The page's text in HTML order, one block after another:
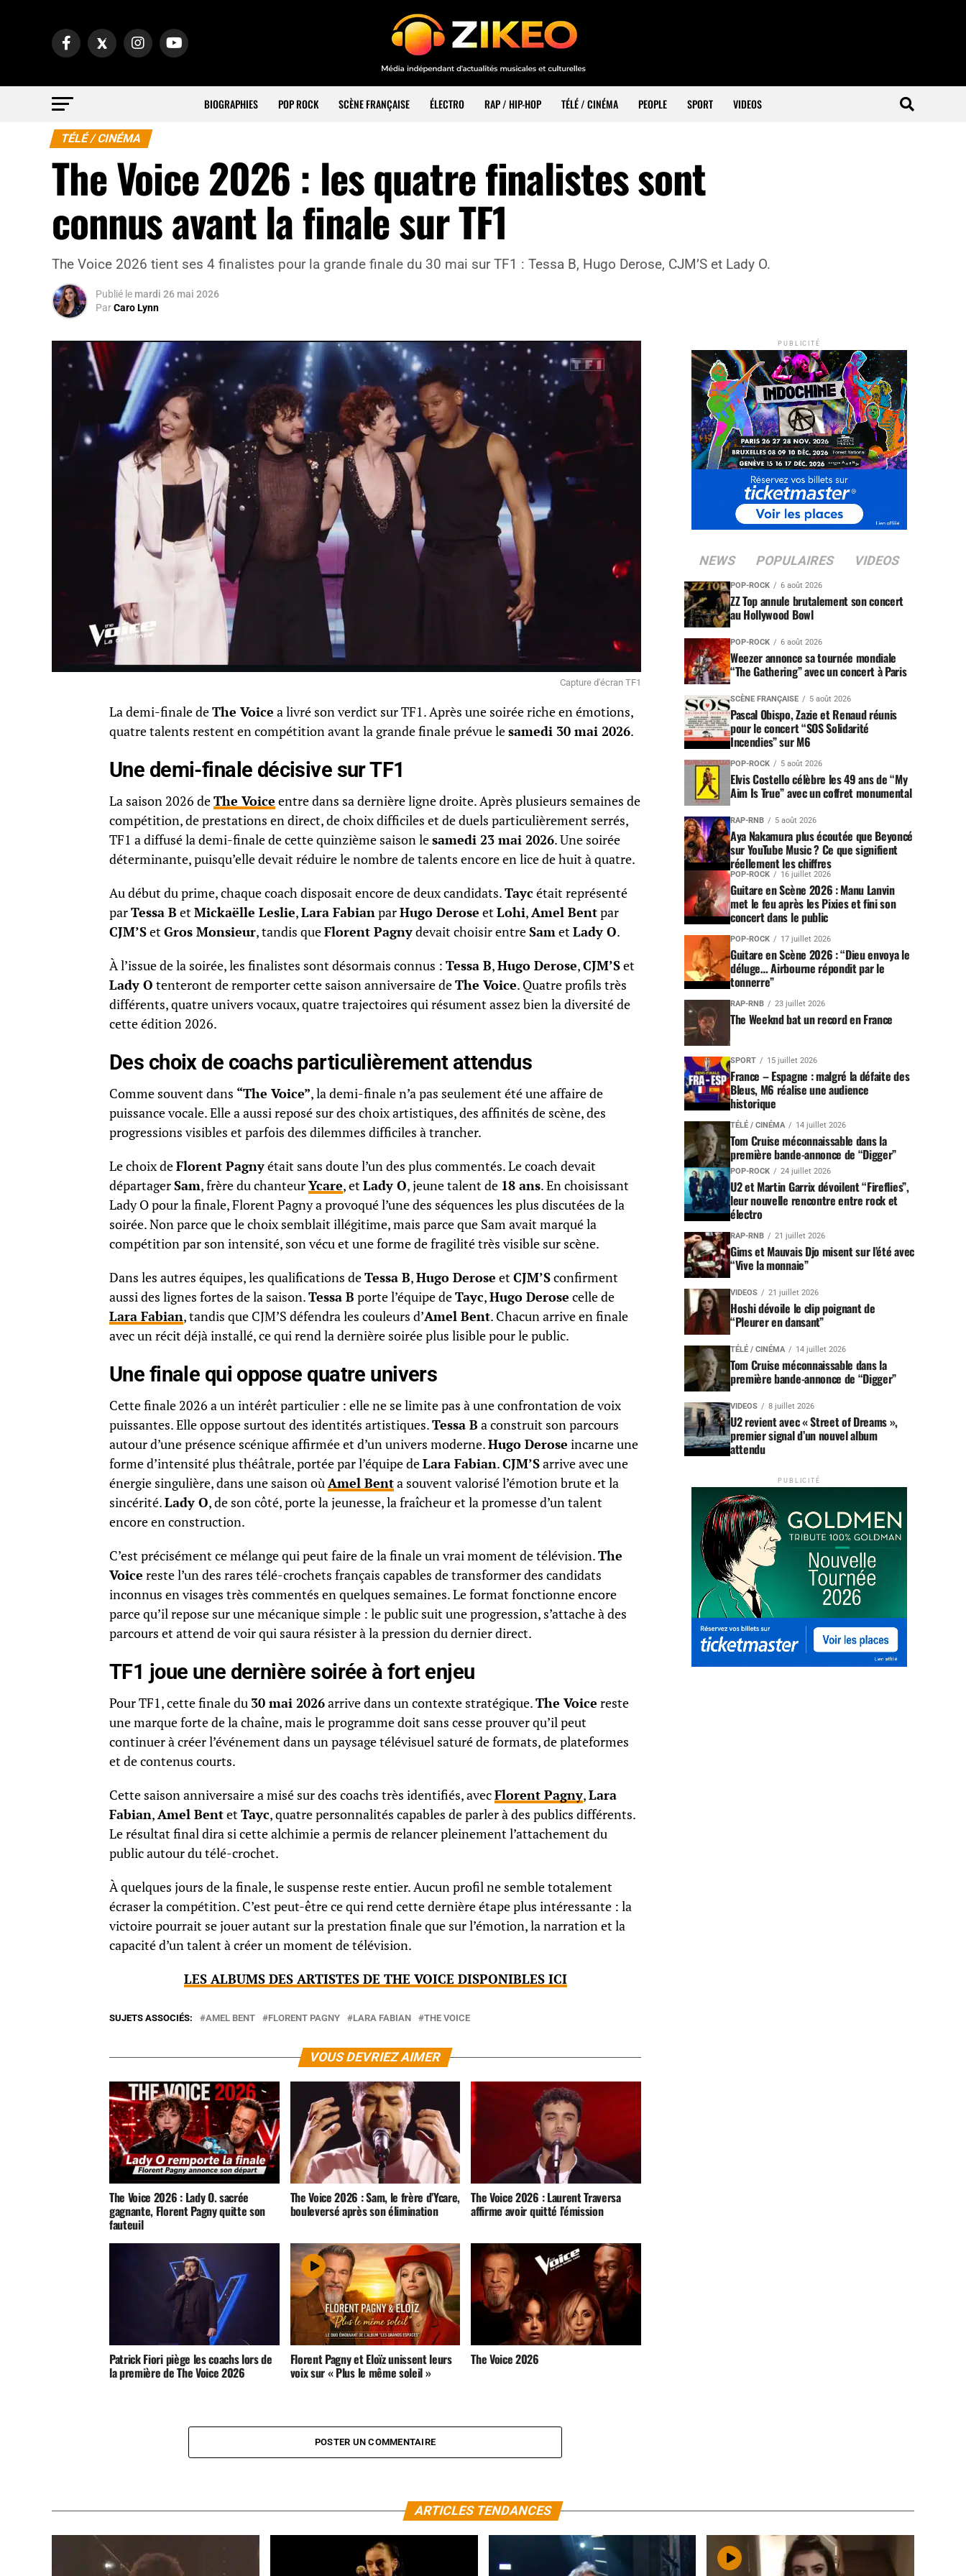
BIOGRAPHIES POP ROCK SCÈNE FRANÇAISE ÉLECTRO RAP / HIP-HOP TÉLÉ / CINÉMA PEOPLE SPORT VIDEOS
TÉLÉ / CINÉMA
The Voice 2026 : les quatre finalistes sont
connus avant la finale sur TF1
The Voice 2026 tient ses 4 finalistes pour la grande finale du 30 mai sur TF1 : Tessa B, Hugo Derose, CJM’S et Lady O.
Publié le mardi 26 mai 2026
ParCaro Lynn
Capture d'écran TF1
La demi-finale deThe Voice a livré son verdict sur TF1. Après une soirée riche en émotions,
quatre talents restent en compétition avant la grande finale prévue lesamedi 30 mai 2026.
Une demi-finale décisive sur TF1
La saison 2026 deThe Voice entre dans sa dernière ligne droite. Après plusieurs semaines de
compétition, de prestations en direct, de choix difficiles et de duels particulièrement serrés,
TF1 a diffusé la demi-finale de cette quinzième saison lesamedi 23 mai 2026. Une soirée
déterminante, puisqu’elle devait réduire le nombre de talents encore en lice de huit à quatre.
Au début du prime, chaque coach disposait encore de deux candidats.Tayc était représenté
parTessa B etMickaëlle Leslie,Lara FabianparHugo Derose etLohi,Amel Bentpar
CJM’SetGros Monsieur, tandis queFlorent Pagnydevait choisir entreSametLady O.
À l’issue de la soirée, les finalistes sont désormais connus : Tessa B,Hugo Derose,CJM’Set
Lady O tenteront de remporter cette saison anniversaire deThe Voice. Quatre profils très
différents, quatre univers vocaux, quatre trajectoires qui résument assez bien la diversité de
cette édition 2026.
Des choix de coachs particulièrement attendus
Comme souvent dans “The Voice”, la demi-finale n’a pas seulement été une affaire de
puissance vocale. Elle a aussi reposé sur des choix artistiques, des affinités de scène, des
progressions visibles et parfois des dilemmes difficiles à trancher.
Le choix deFlorent Pagnyétait sans doute l’un des plus commentés. Le coach devait
départagerSam, frère du chanteurYcare, etLady O, jeune talent de 18 ans. En choisissant
Lady O pour la finale, Florent Pagny a provoqué l’une des séquences les plus discutées de la
soirée. Non parce que le choix semblait illégitime, mais parce que Sam avait marqué la
compétition par son intensité, son vécu et une forme de fragilité très visible sur scène.
Dans les autres équipes, les qualifications deTessa B,Hugo Derose etCJM’Sconfirment
aussi des lignes fortes de la saison.Tessa B porte l’équipe deTayc,Hugo Derose celle de
Lara Fabian, tandis que CJM’S défendra les couleurs d’Amel Bent. Chacun arrive en finale
avec un récit déjà installé, ce qui rend la dernière soirée plus lisible pour le public.
Une finale qui oppose quatre univers
Cette finale 2026 a un intérêt particulier : elle ne se limite pas à une confrontation de voix
puissantes. Elle oppose surtout des identités artistiques.Tessa B a construit son parcours
autour d’une présence scénique affirmée et d’un univers moderne.Hugo Derose incarne une
forme d’intensité plus théâtrale, portée par l’équipe deLara Fabian.CJM’Sarrive avec une
énergie singulière, dans une saison oùAmel Benta souvent valorisé l’émotion brute et la
sincérité.Lady O, de son côté, porte la jeunesse, la fraîcheur et la promesse d’un talent
encore en construction.
C’est précisément ce mélange qui peut faire de la finale un vrai moment de télévision.The
Voice reste l’un des rares télé-crochets français capables de transformer des candidats
inconnus en visages très commentés en quelques semaines. Le format fonctionne encore
parce qu’il repose sur une mécanique simple : le public suit une progression, s’attache à des
parcours et attend de voir qui saura résister à la pression du dernier direct.
TF1 joue une dernière soirée à fort enjeu
Pour TF1, cette finale du 30 mai 2026arrive dans un contexte stratégique.The Voice reste
une marque forte de la chaîne, mais le programme doit sans cesse prouver qu’il peut
continuer à créer l’événement dans un paysage télévisuel saturé de formats, de plateformes
et de contenus courts.
Cette saison anniversaire a misé sur des coachs très identifiés, avecFlorent Pagny,Lara
Fabian,Amel BentetTayc, quatre personnalités capables de parler à des publics différents.
Le résultat final dira si cette alchimie a permis de relancer pleinement l’attachement du
public autour du télé-crochet.
À quelques jours de la finale, le suspense reste entier. Aucun profil ne semble totalement
écraser la compétition. C’est peut-être ce qui rend cette dernière étape plus intéressante : la
victoire pourrait se jouer autant sur la prestation finale que sur l’émotion, la narration et la
capacité d’un talent à créer un moment de télévision.
LES ALBUMS DES ARTISTES DE THE VOICE DISPONIBLES ICI
SUJETS ASSOCIÉS: AMEL BENT FLORENT PAGNY LARA FABIAN THE VOICE
VOUS DEVRIEZ AIMER
The Voice 2026 : Lady O. sacrée
gagnante, Florent Pagny quitte son
fauteuil
The Voice 2026 : Sam, le frère d’Ycare,
bouleversé après son élimination
The Voice 2026 : Laurent Traversa
affirme avoir quitté l’émission
Patrick Fiori piège les coachs lors de
la première de The Voice 2026
Florent Pagny et Eloïz unissent leurs
voix sur « Plus le même soleil »
The Voice 2026
POSTER UN COMMENTAIRE
PUBLICITÉ
NEWS POPULAIRES VIDEOS
POP-ROCK 6 août 2026
ZZ Top annule brutalement son concert
au Hollywood Bowl
POP-ROCK 6 août 2026
Weezer annonce sa tournée mondiale
“The Gathering” avec un concert à Paris
SCÈNE FRANÇAISE 5 août 2026
Pascal Obispo, Zazie et Renaud réunis
pour le concert “SOS Solidarité
Incendies” sur M6
POP-ROCK 5 août 2026
Elvis Costello célèbre les 49 ans de “My
Aim Is True” avec un coffret monumental
RAP-RNB 5 août 2026
Aya Nakamura plus écoutée que Beyoncé
sur YouTube Music ? Ce que signifient
réellement les chiffres
POP-ROCK 16 juillet 2026
Guitare en Scène 2026 : Manu Lanvin
met le feu après les Pixies et fini son
concert dans le public
POP-ROCK 17 juillet 2026
Guitare en Scène 2026 : “Dieu envoya le
déluge… Airbourne répondit par le
tonnerre”
RAP-RNB 23 juillet 2026
The Weeknd bat un record en France
SPORT 15 juillet 2026
France – Espagne : malgré la défaite des
Bleus, M6 réalise une audience
historique
TÉLÉ / CINÉMA 14 juillet 2026
Tom Cruise méconnaissable dans la
première bande-annonce de “Digger”
POP-ROCK 24 juillet 2026
U2 et Martin Garrix dévoilent “Fireflies”,
leur nouvelle rencontre entre rock et
électro
RAP-RNB 21 juillet 2026
Gims et Mauvais Djo misent sur l’été avec
“Vive la monnaie”
VIDEOS 21 juillet 2026
Hoshi dévoile le clip poignant de
“Pleurer en dansant”
TÉLÉ / CINÉMA 14 juillet 2026
Tom Cruise méconnaissable dans la
première bande-annonce de “Digger”
VIDEOS 8 juillet 2026
U2 revient avec « Street of Dreams »,
premier signal d’un nouvel album
attendu
PUBLICITÉ
ARTICLES TENDANCES